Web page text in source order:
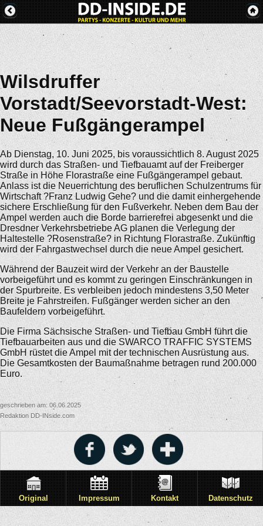
Wilsdruffer
Vorstadt/Seevorstadt-West:
Neue Fußgängerampel
Ab Dienstag, 10. Juni 2025, bis voraussichtlich 8. August 2025
wird durch das Straßen- und Tiefbauamt auf der Freiberger
Straße in Höhe Florastraße eine Fußgängerampel gebaut.
Anlass ist die Neuerrichtung des beruflichen Schulzentrums für
Wirtschaft ?Franz Ludwig Gehe? und die damit einhergehende
sichere Erschließung für den Fußverkehr. Neben dem Bau der
Ampel werden auch die Borde barrierefrei abgesenkt und die
Dresdner Verkehrsbetriebe AG planen die Verlegung der
Haltestelle ?Rosenstraße? in Richtung Florastraße. Zukünftig
wird der Fahrgastwechsel durch die neue Ampel gesichert.
Während der Bauzeit wird der Verkehr an der Baustelle
vorbeigeführt und es kommt zu geringen Einschränkungen in
der Spurbreite. Es verbleiben jedoch mindestens 3,50 Meter
Breite je Fahrstreifen. Fußgänger werden sicher an den
Baufeldern vorbeigeführt.
Die Firma Sächsische Straßen- und Tiefbau GmbH führt die
Tiefbauarbeiten aus und die SWARCO TRAFFIC SYSTEMS
GmbH rüstet die Ampel mit der technischen Ausrüstung aus.
Die Gesamtkosten der Baumaßnahme betragen rund 200.000
Euro.
geschrieben am: 06.06.2025
Redaktion DD-INside.com
Original Impressum Kontakt Datenschutz